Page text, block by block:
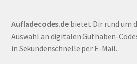
Aufladecodes.debietet Dir rund um
Auswahl an digitalen Guthaben-
in Sekundenschnelle per E-Mail.